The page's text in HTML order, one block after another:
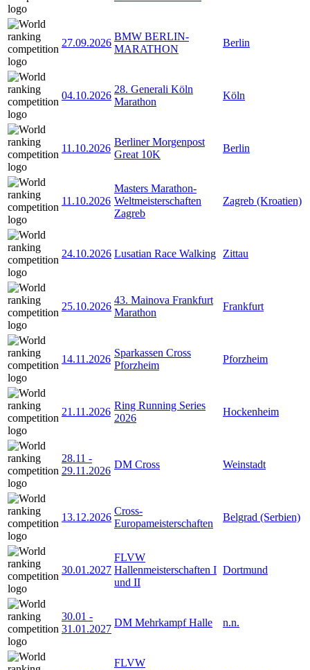
27.09.2026
BMW BERLIN-
MARATHON
Berlin
04.10.2026
28. Generali Köln
Marathon
Köln
11.10.2026
Berliner Morgenpost
Great 10K
Berlin
11.10.2026
Masters Marathon-
Weltmeisterschaften
Zagreb
Zagreb (Kroatien)
24.10.2026 Lusatian Race Walking Zittau
25.10.2026
43. Mainova Frankfurt
Marathon
Frankfurt
14.11.2026
Sparkassen Cross
Pforzheim
Pforzheim
21.11.2026
Ring Running Series
2026
Hockenheim
28.11 -
29.11.2026
DM Cross Weinstadt
13.12.2026
Cross-
Europameisterschaften
Belgrad (Serbien)
30.01.2027
FLVW
Hallenmeisterschaften I
und II
Dortmund
30.01 -
31.01.2027
DM Mehrkampf Halle n.n.
FLVW